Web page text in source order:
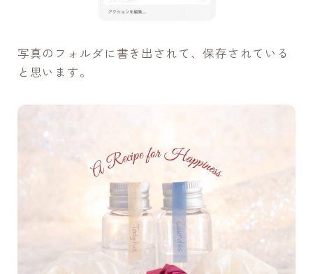
写真のフォルダに書き出されて、保存されている
と思います。